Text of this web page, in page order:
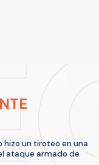
hizo un tiroteo en una
ataque armado de